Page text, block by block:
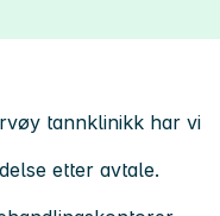
tannklinikk har vi
etter avtale.